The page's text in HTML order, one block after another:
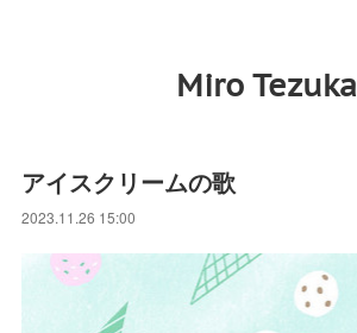
Miro Tezuka
アイスクリームの歌
2023.11.26 15:00